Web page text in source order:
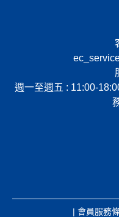
週一至週五 : 11:00-
| 會員服務